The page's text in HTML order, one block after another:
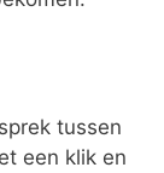
tussen
een klik en